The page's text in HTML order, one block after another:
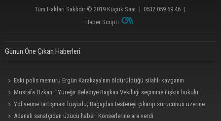
Tüm Hakları Saklıdır © 2019 Küçük Saat | 0532 059 69 46 |
Haber Scripti
Günün Öne Çıkan Haberleri
Eski polis memuru Ergün Karakaya’nın öldürüldüğü silahlı kavganın
görüntüleri ortaya çıktı
Mustafa Özkan: "Yüreğir Belediye Başkan Vekilliği seçimine ilişkin hukuki
süreç başlatıldı"
Yol verme tartışması büyüdü; Bagajdan testereyi çıkarıp sürücünün üzerine
yürüdü
Adanalı sanatçıdan üzücü haber: Konserlerine ara verdi